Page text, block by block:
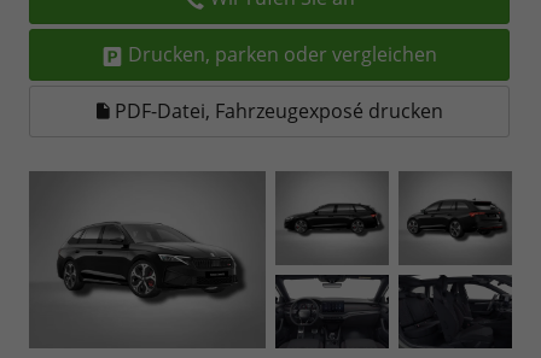
Drucken, parken oder vergleichen
PDF-Datei, Fahrzeugexposé drucken